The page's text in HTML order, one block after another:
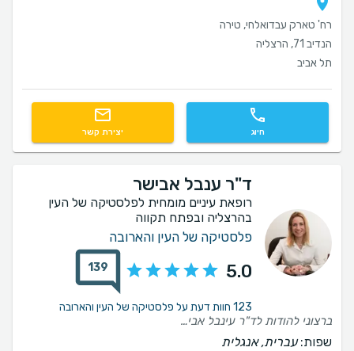
רח' טארק עבדואלחי, טירה
הנדיב 71, הרצליה
תל אביב
חיוג יצירת קשר
ד"ר ענבל אבישר
רופאת עיניים מומחית לפלסטיקה של העין
בהרצליה ובפתח תקווה
פלסטיקה של העין והארובה
5.0
139
123 חוות דעת על פלסטיקה של העין והארובה
ברצוני להודות לד"ר עינבל אבישר על השירות מקבלת הפציינט עד המוצר המוגמר ובחשיבותו ללקוח בסופו של יום מדובר במראה של המנותח אני שלומי אזולאי מרוצה מאוד לאורך כול הדרךברצוני להודות לד"ר עינבל אבישר על השירות מקבלת הפציינט עד המוצר המוגמר ובחשיבותו ללקוח בסופו של יום מדובר במראה של המנותח אני שלומי אזולאי מרוצה מאוד לאורך כול הדרך
שפות:עברית, אנגלית